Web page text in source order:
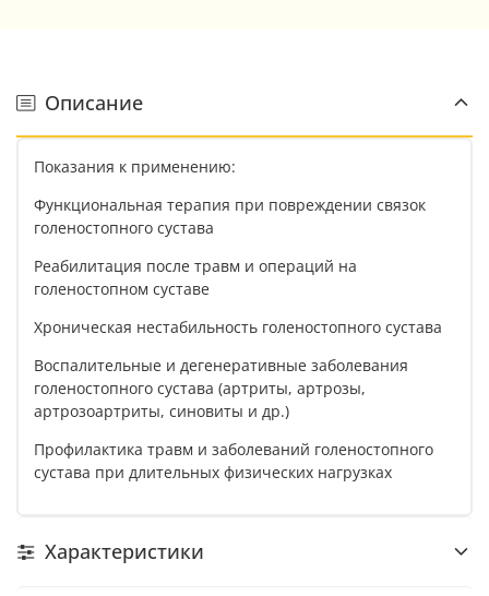
Описание
Показания к применению:
Функциональная терапия при повреждении связок
голеностопного сустава
Реабилитация после травм и операций на
голеностопном суставе
Хроническая нестабильность голеностопного сустава
Воспалительные и дегенеративные заболевания
голеностопного сустава (артриты, артрозы,
артрозоартриты, синовиты и др.)
Профилактика травм и заболеваний голеностопного
сустава при длительных физических нагрузках
Характеристики